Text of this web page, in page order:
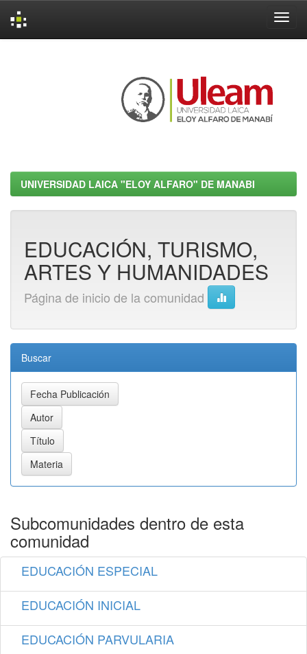
UNIVERSIDAD LAICA "ELOY ALFARO" DE MANABI
EDUCACIÓN, TURISMO,
ARTES Y HUMANIDADES
Página de inicio de la comunidad
Buscar
Subcomunidades dentro de esta
comunidad
EDUCACIÓN ESPECIAL
EDUCACIÓN INICIAL
EDUCACIÓN PARVULARIA